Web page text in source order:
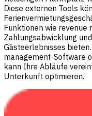
Diese externen Tools
Funktionen wie revenue
Zahlungsabwicklung
Gästeerlebnisses
management-Software
kann Ihre Abläufe
Unterkunft optimieren.